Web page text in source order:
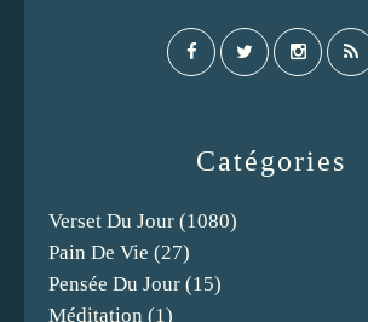
Catégories
Verset Du Jour (1080)
Pain De Vie (27)
Pensée Du Jour (15)
Méditation (1)